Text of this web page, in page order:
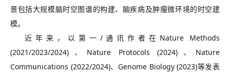
景包括大规模脑时空图谱的构建、脑疾病及肿瘤微环境的时空建
模。
近年来，以第一/通讯作者在Nature Methods
(2021/2023/2024)、Nature Protocols (2024)、Nature
Communications (2022/2024)、Genome Biology (2023)等发表